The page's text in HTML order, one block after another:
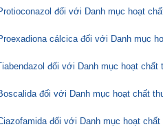
đối với Danh mục hoạt
cálcica đối với Danh mục
đối với Danh mục hoạt chất
đối với Danh mục hoạt chất
đối với Danh mục hoạt